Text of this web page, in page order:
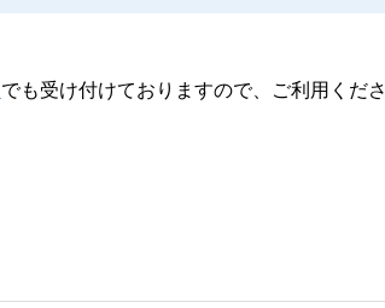
でも受け付けておりますので、ご利用くださ